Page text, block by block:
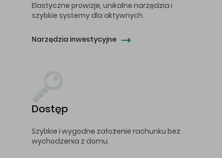
Elastyczne prowizje, unikalne narzędzia i
szybkie systemy dla aktywnych.
Narzędzia inwestycyjne
Dostęp
Szybkie i wygodne założenie rachunku bez
wychodzenia z domu.